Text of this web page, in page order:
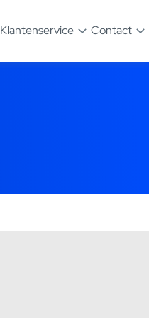
Klantenservice Contact